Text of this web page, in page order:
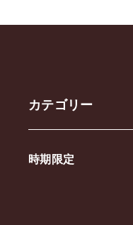
カテゴリー
時期限定